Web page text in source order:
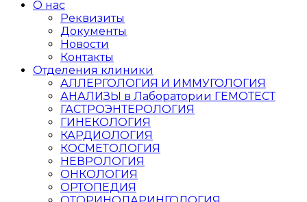
О нас
Реквизиты
Документы
Новости
Контакты
Отделения клиники
АЛЛЕРГОЛОГИЯ И ИММУГОЛОГИЯ
АНАЛИЗЫ в Лаборатории ГЕМОТЕСТ
ГАСТРОЭНТЕРОЛОГИЯ
ГИНЕКОЛОГИЯ
КАРДИОЛОГИЯ
КОСМЕТОЛОГИЯ
НЕВРОЛОГИЯ
ОНКОЛОГИЯ
ОРТОПЕДИЯ